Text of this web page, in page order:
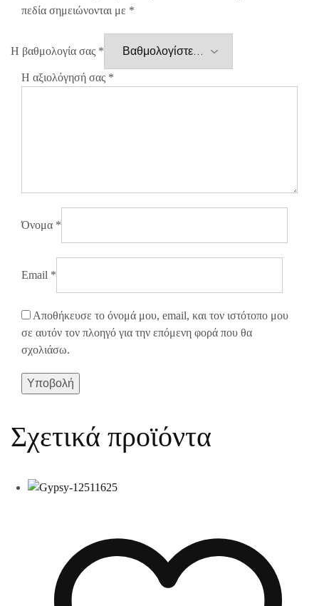
πεδία σημειώνονται με *
Η βαθμολογία σας *
Η αξιολόγησή σας *
Όνομα *
Email *
Αποθήκευσε το όνομά μου, email, και τον ιστότοπο μου
σε αυτόν τον πλοηγό για την επόμενη φορά που θα
σχολιάσω.
Σχετικά προϊόντα